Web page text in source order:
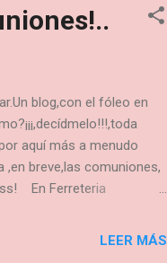
blog,con el fóleo en
aquí más a menudo
breve,las comuniones,
En Ferreteria
hasta que dejas e"el
PARA CADETES,O DE
LEER MÁS